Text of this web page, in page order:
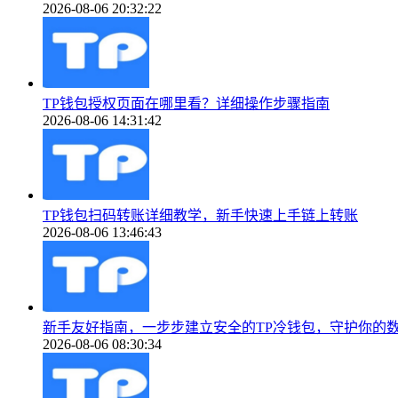
2026-08-06 20:32:22
TP钱包授权页面在哪里看？详细操作步骤指南
2026-08-06 14:31:42
TP钱包扫码转账详细教学，新手快速上手链上转账
2026-08-06 13:46:43
新手友好指南，一步步建立安全的TP冷钱包，守护你的
2026-08-06 08:30:34